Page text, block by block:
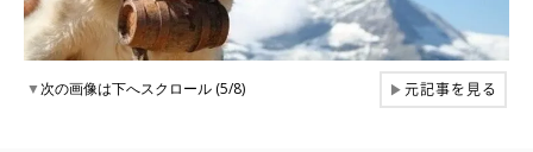
▼次の画像は下へスクロール (5/8) ▶元記事を見る